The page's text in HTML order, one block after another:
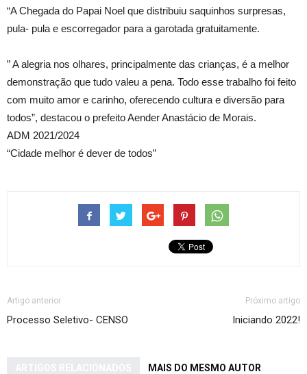
“A Chegada do Papai Noel que distribuiu saquinhos surpresas,
pula- pula e escorregador para a garotada gratuitamente.
” A alegria nos olhares, principalmente das crianças, é a melhor
demonstração que tudo valeu a pena. Todo esse trabalho foi feito
com muito amor e carinho, oferecendo cultura e diversão para
todos”, destacou o prefeito Aender Anastácio de Morais.
ADM 2021/2024
“Cidade melhor é dever de todos”
Artigo anterior
Processo Seletivo- CENSO
Próximo artigo
Iniciando 2022!
MAIS DO MESMO AUTOR